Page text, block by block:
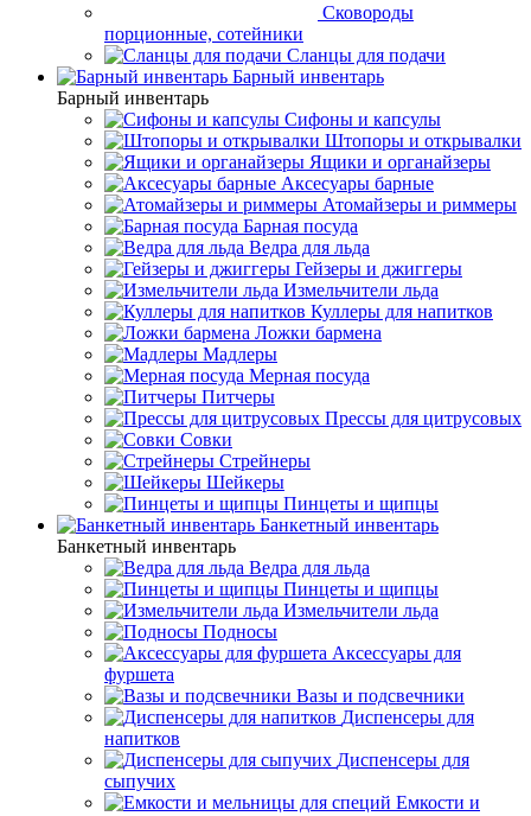
Сковороды
порционные, сотейники
Сланцы для подачи
Барный инвентарь
Барный инвентарь
Сифоны и капсулы
Штопоры и открывалки
Ящики и органайзеры
Аксесуары барные
Атомайзеры и риммеры
Барная посуда
Ведра для льда
Гейзеры и джиггеры
Измельчители льда
Куллеры для напитков
Ложки бармена
Мадлеры
Мерная посуда
Питчеры
Прессы для цитрусовых
Совки
Стрейнеры
Шейкеры
Пинцеты и щипцы
Банкетный инвентарь
Банкетный инвентарь
Ведра для льда
Пинцеты и щипцы
Измельчители льда
Подносы
Аксессуары для
фуршета
Вазы и подсвечники
Диспенсеры для
напитков
Диспенсеры для
сыпучих
Емкости и